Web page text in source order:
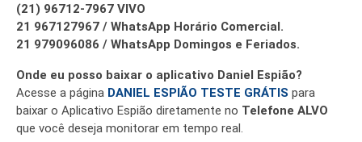
(21) 96712-7967 VIVO
21 967127967 / WhatsApp Horário Comercial.
21 979096086 / WhatsApp Domingos e Feriados.
Onde eu posso baixar o aplicativo Daniel Espião?
Acesse a página DANIEL ESPIÃO TESTE GRÁTIS para
baixar o Aplicativo Espião diretamente no Telefone ALVO
que você deseja monitorar em tempo real.